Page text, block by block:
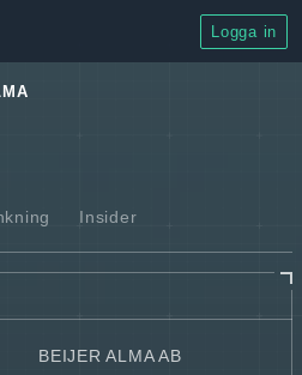
Logga in
Insider
BEIJER ALMA AB